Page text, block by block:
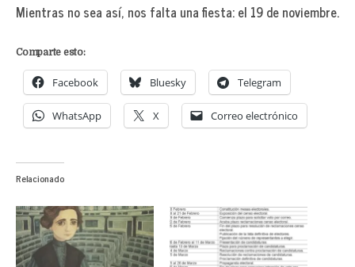
Mientras no sea así, nos falta una fiesta: el 19 de noviembre.
Comparte esto:
Facebook Bluesky Telegram
WhatsApp X Correo electrónico
Relacionado